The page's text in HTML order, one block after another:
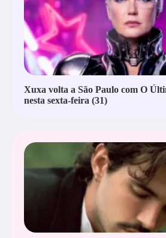
Xuxa volta a São Paulo com O
nesta sexta-feira (31)